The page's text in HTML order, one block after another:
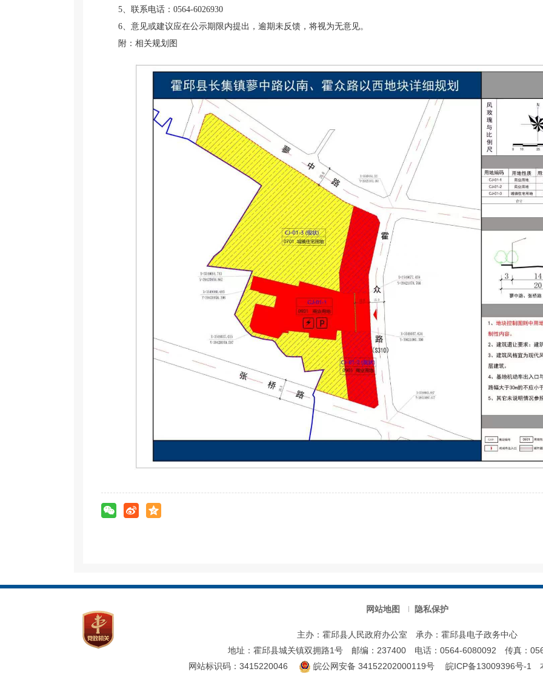
5、联系电话：0564-6026930
6、意见或建议应在公示期限内提出，逾期未反馈，将视为无意见。
附：相关规划图
网站地图 隐私保护
主办：霍邱县人民政府办公室
承办：霍邱县电子政务中心
地址：霍邱县城关镇双拥路1号
邮编：237400 电话：0564-6080092
传真：
网站标识码：3415220046
皖公网安备 34152202000119号 皖ICP备13009396号-1